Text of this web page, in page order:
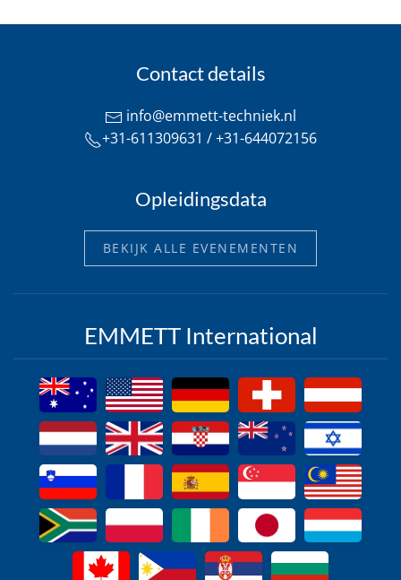
Contact details
info@emmett-techniek.nl
+31-611309631 / +31-644072156
Opleidingsdata
BEKIJK ALLE EVENEMENTEN
EMMETT International